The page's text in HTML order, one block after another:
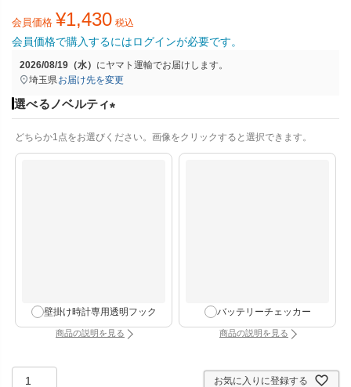
会員価格 ¥1,430 税込
会員価格で購入するにはログインが必要です。
2026/08/19（水） にヤマト運輸でお届けします。
埼玉県 お届け先を変更
選べるノベルティ
必
どちらか1点をお選びください。画像をクリックすると選択できます。
壁掛け時計専用透明フック
商品の説明を見る：壁掛け時計専用透明フック（別タブで開きます）
バッテリーチェッカー
商品の説明を見る：バッテリーチェッカ
お気に入りに登録する